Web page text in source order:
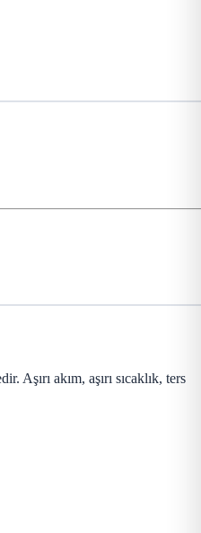
akım, aşırı sıcaklık, ters